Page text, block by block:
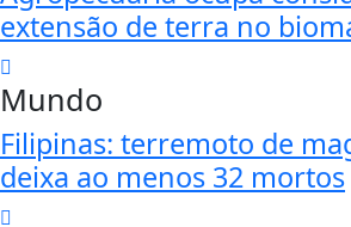
extensão de terra no
Mundo
Filipinas: terremoto de
deixa ao menos 32 mortos